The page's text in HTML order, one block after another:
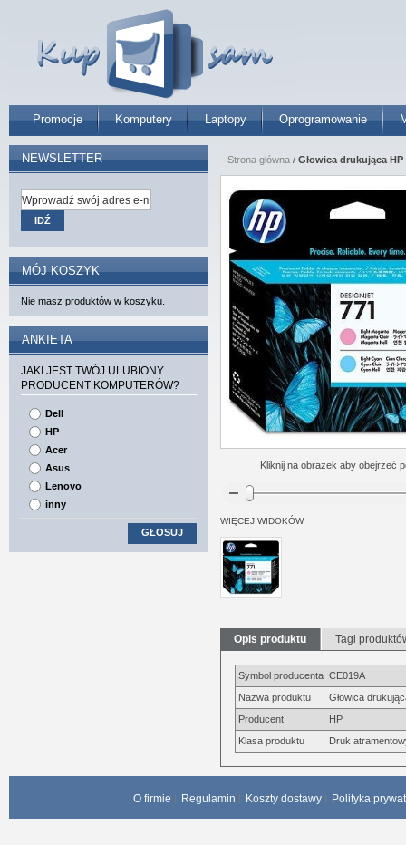
Promocje Komputery Laptopy Oprogramowanie
Strona główna / Głowica drukująca
Kliknij na obrazek aby obejrzeć
WIĘCEJ WIDOKÓW
Opis produktu Tagi
Symbol producenta CE019A
Nazwa produktu
Głowica
Producent
HP
Klasa produktu
Druk
NEWSLETTER
IDŹ
MÓJ KOSZYK
Nie masz produktów w koszyku.
ANKIETA
JAKI JEST TWÓJ ULUBIONY
PRODUCENT KOMPUTERÓW?
Dell
HP
Acer
Asus
Lenovo
inny
GŁOSUJ
O firmie Regulamin Koszty dostawy Polityka